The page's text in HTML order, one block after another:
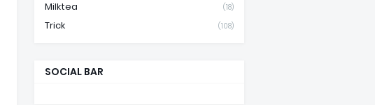
Milktea (18)
Trick (108)
SOCIAL BAR